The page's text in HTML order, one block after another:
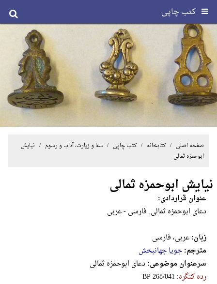
کتب چاپی
صفحه اصلی / کتابخانه /کتب چاپی /دعا و زیارت، آداب و رسوم / نیایش
ابوحمزه ثمالی
نیایش ابوحمزه ثمالی
عنوان قراردادی:
دعای ابوحمزه ثمالی. فارسی - عربی
زبان:عربی، فارسی
مترجم:جویا جهانبخش
سرعنوان موضوعی: دعای اب‍وح‍م‍زه‌ ث‍م‍ال‍ی‌
رده کنگره: ‎B‎P‎ ‎2‎6‎8‎/‎0‎4‎1